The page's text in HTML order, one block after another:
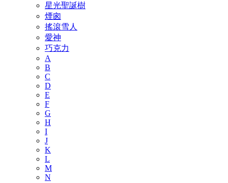
星光聖誕樹
煙囪
搖滾雪人
愛神
巧克力
A
B
C
D
E
F
G
H
I
J
K
L
M
N